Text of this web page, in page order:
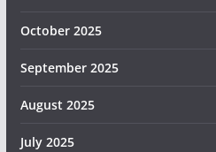
October 2025
September 2025
August 2025
July 2025